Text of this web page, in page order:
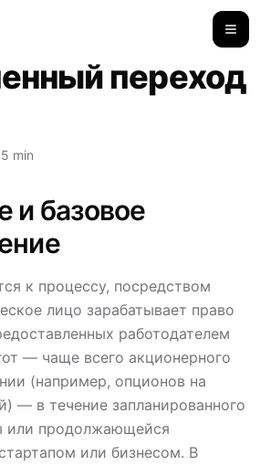
переход
5 min
и базовое
к процессу, посредством
лицо зарабатывает право
работодателем
— чаще всего акционерного
(например, опционов на
— в течение запланированного
или продолжающейся
или бизнесом. В